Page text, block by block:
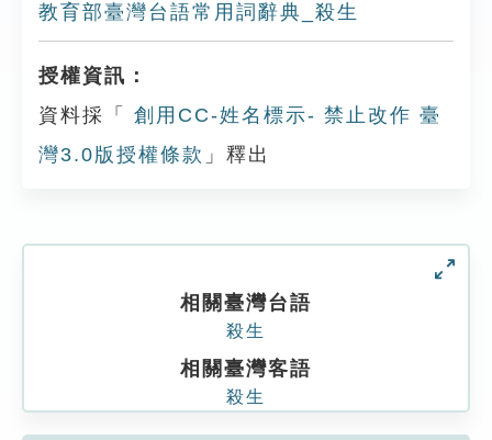
教育部臺灣台語常用詞辭典_殺生
授權資訊：
資料採「
創用CC-姓名標示- 禁止改作 臺
灣3.0版授權條款 」釋出
相關臺灣台語
殺生
相關臺灣客語
殺生